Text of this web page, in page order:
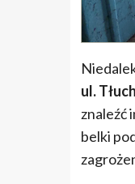
ul.
znaleźć
belki